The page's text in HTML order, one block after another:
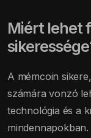
Miért lehet
A mémcoin
számára vonzó
technológia és a